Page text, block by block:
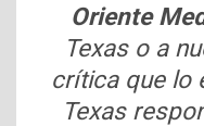
Oriente
Texas o a
crítica que lo
Texas